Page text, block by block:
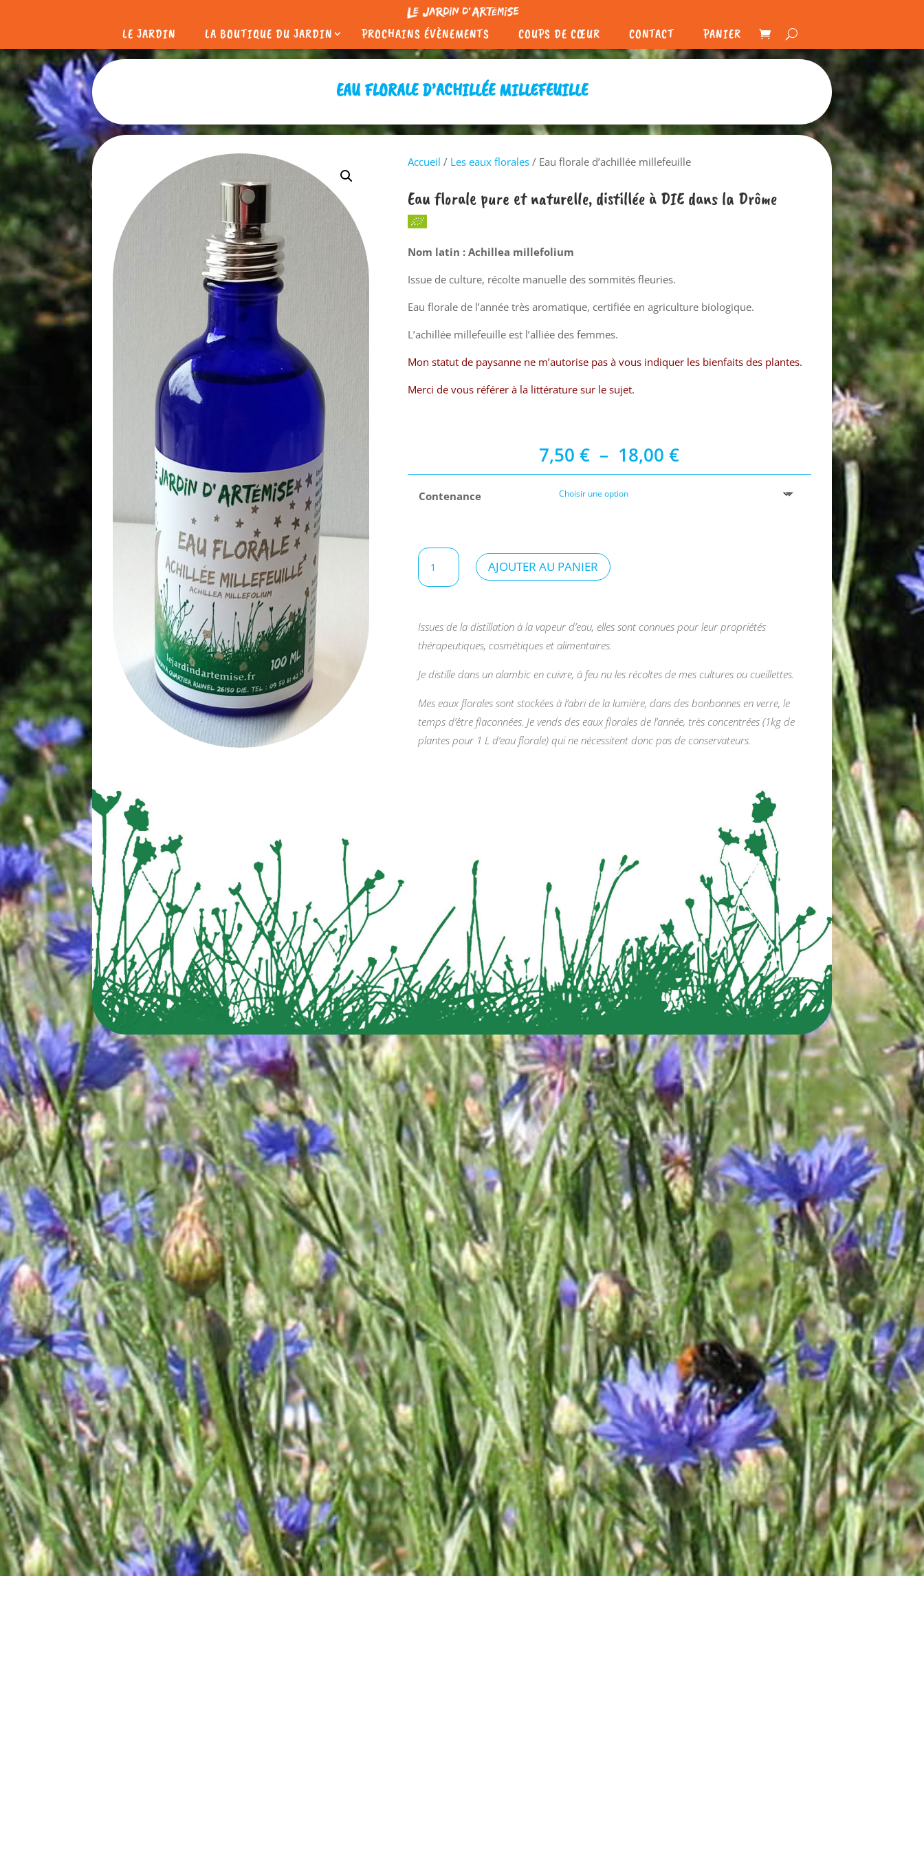
LE JARDIN LA BOUTIQUE DU JARDIN PROCHAINS ÉVÈNEMENTS COUPS DE CŒUR CONTACT PANIER
EAU FLORALE D’ACHILLÉE MILLEFEUILLE
Accueil / Les eaux florales/ Eau florale d’achillée millefeuille
Eau florale pure et naturelle, distillée à DIE dans la Drôme
Nom latin : Achillea millefolium
Issue de culture, récolte manuelle des sommités fleuries.
Eau florale de l’année très aromatique, certifiée en agriculture biologique.
L’achillée millefeuille est l’alliée des femmes.
Mon statut de paysanne ne m’autorise pas à vous indiquer les bienfaits des plantes.
Merci de vous référer à la littérature sur le sujet.
7,50€ – 18,00€Plage
de
Contenance
quantité
Eau
d'achillée
millefeuille
AJOUTER AU PANIER
Issues de la distillation à la vapeur d’eau, elles sont connues pour leur propriétés
thérapeutiques, cosmétiques et alimentaires.
Je distille dans un alambic en cuivre, à feu nu les récoltes de mes cultures ou cueillettes.
Mes eaux florales sont stockées à l’abri de la lumière, dans des bonbonnes en verre, le
temps d’être flaconnées. Je vends des eaux florales de l’année, très concentrées (1kg de
plantes pour 1 L d’eau florale) qui ne nécessitent donc pas de conservateurs.